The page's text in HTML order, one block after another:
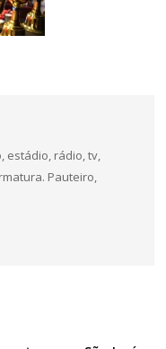
estádio, rádio, tv,
Pauteiro,